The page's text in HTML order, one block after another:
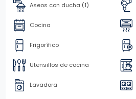
Aseos con ducha (1)
Cocina
Frigorífico
Utensillos de cocina
Lavadora